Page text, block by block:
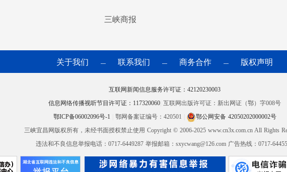
三峡商报
关于我们 — 联系我们 — 商务合作 — 版权声明
互联网新闻信息服务许可证：42120230003
信息网络传播视听节目许可证：117320060 互联网出版许可证：新出网证（鄂）字008号
鄂ICP备06002096号-1
鄂网备案证编号：420501
鄂公网安备 42050202000002号
三峡宜昌网版权所有，未经书面授权禁止使用 Copyright © 2006-2025 www.cn3x.com.cn All Rights
违法和不良信息举报电话：0717-6449287 举报邮箱：sxycwang@126.com 广告热线：0717-